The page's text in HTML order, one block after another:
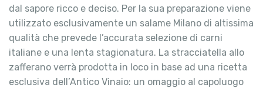
dal sapore ricco e deciso. Per la sua preparazione viene
utilizzato esclusivamente un salame Milano di altissima
qualità che prevede l’accurata selezione di carni
italiane e una lenta stagionatura. La stracciatella allo
zafferano verrà prodotta in loco in base ad una ricetta
esclusiva dell’Antico Vinaio: un omaggio al capoluogo